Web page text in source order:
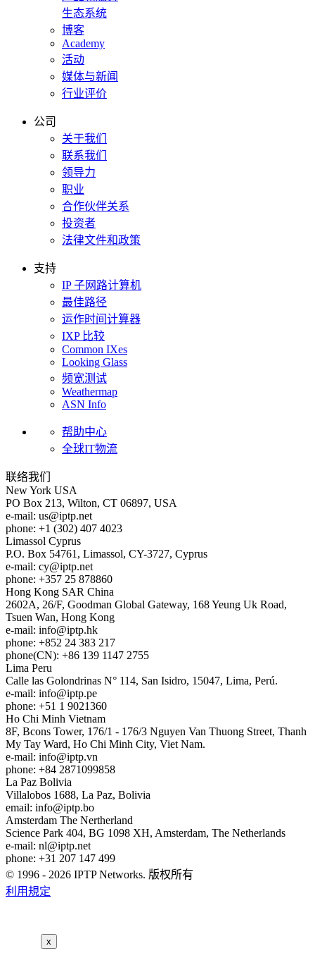
生态系统
博客
Academy
活动
媒体与新闻
行业评价
公司
关于我们
联系我们
领导力
职业
合作伙伴关系
投资者
法律文件和政策
支持
IP 子网路计算机
最佳路径
运作时间计算器
IXP 比较
Common IXes
Looking Glass
频宽测试
Weathermap
ASN Info
帮助中心
全球IT物流
联络我们
New York USA
PO Box 213, Wilton, CT 06897, USA
e-mail: us
iptp.net
phone: +1 (302) 407 4023
Limassol Cyprus
P.O. Box 54761, Limassol, CY-3727, Cyprus
e-mail: cy
iptp.net
phone: +357 25 878860
Hong Kong SAR China
2602A, 26/F, Goodman Global Gateway, 168 Yeung Uk Road,
Tsuen Wan, Hong Kong
e-mail: info
iptp.hk
phone: +852 24 383 217
phone(CN): +86 139 1147 2755
Lima Peru
Calle las Golondrinas N° 114, San Isidro, 15047, Lima, Perú.
e-mail: info
iptp.pe
phone: +51 1 9021360
Ho Chi Minh Vietnam
8F, Bcons Tower, 176/1 - 176/3 Nguyen Van Thuong Street, Thanh
My Tay Ward, Ho Chi Minh City, Viet Nam.
e-mail: info
iptp.vn
phone: +84 2871099858
La Paz Bolivia
Villalobos 1688, La Paz, Bolivia
email: info
iptp.bo
Amsterdam The Nertherland
Science Park 404, BG 1098 XH, Amsterdam, The Netherlands
e-mail: nl
iptp.net
phone: +31 207 147 499
© 1996 - 2026 IPTP Networks. 版权所有
利用規定
x